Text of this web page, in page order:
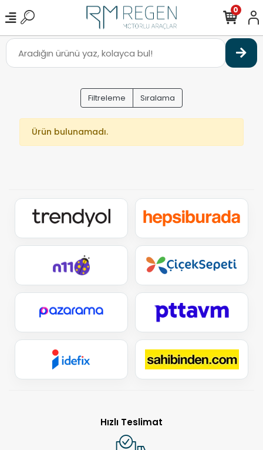
0
Filtreleme Sıralama
Ürün bulunamadı.
Hızlı Teslimat